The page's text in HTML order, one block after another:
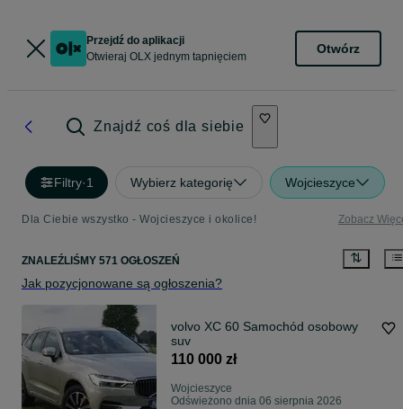
Przejdź do aplikacji
Otwieraj OLX jednym tapnięciem
Otwórz
Znajdź coś dla siebie
Filtry·1 Wybierz kategorię Wojcieszyce
Dla Ciebie wszystko - Wojcieszyce i okolice! Zobacz
ZNALEŹLIŚMY 571 OGŁOSZEŃ
Jak pozycjonowane są ogłoszenia?
volvo XC 60 Samochód osobowy
suv
110 000 zł
Wojcieszyce
Odświeżono dnia 06 sierpnia 2026